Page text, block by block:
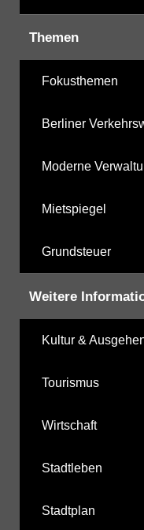
Themen
Fokusthemen
Berliner
Moderne
Mietspiegel
Grundsteuer
Weitere
Kultur &
Tourismus
Wirtschaft
Stadtleben
Stadtplan